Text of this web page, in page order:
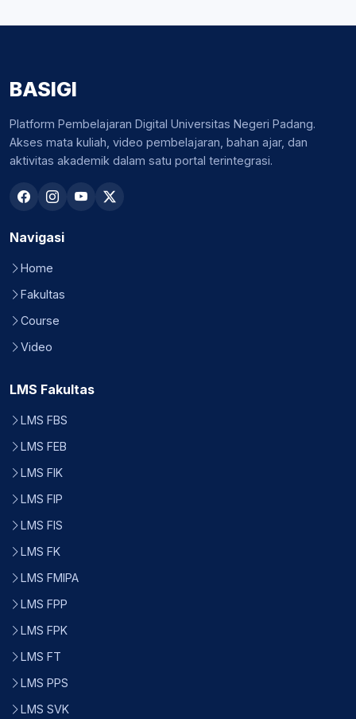
BASIGI
Platform Pembelajaran Digital Universitas Negeri Padang.
Akses mata kuliah, video pembelajaran, bahan ajar, dan
aktivitas akademik dalam satu portal terintegrasi.
Navigasi
Home
Fakultas
Course
Video
LMS Fakultas
LMS FBS
LMS FEB
LMS FIK
LMS FIP
LMS FIS
LMS FK
LMS FMIPA
LMS FPP
LMS FPK
LMS FT
LMS PPS
LMS SVK